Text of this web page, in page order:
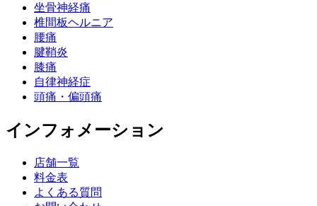
坐骨神経痛
椎間板ヘルニア
腰痛
腱鞘炎
膝痛
自律神経症
頭痛・偏頭痛
インフォメーション
店舗一覧
料金表
よくある質問